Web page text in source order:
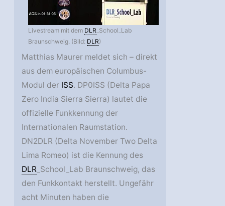
Livestream mit dem DLR _School_Lab
Braunschweig. (Bild: DLR)
Matthias Maurer meldet sich – direkt
aus dem europäischen Columbus-
Modul der ISS. DP0ISS (Delta Papa
Zero India Sierra Sierra) lautet die
offizielle Funkkennung der
Internationalen Raumstation.
DN2DLR (Delta November Two Delta
Lima Romeo) ist die Kennung des
DLR _School_Lab Braunschweig, das
den Funkkontakt herstellt. Ungefähr
acht Minuten haben die